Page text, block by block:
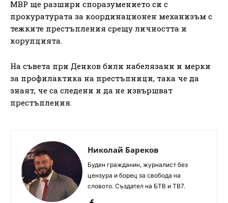
МВР ще разшири споразумението си с
прокуратурата за координационен механизъм с
тежките престъпления срещу личността и
корупцията.
На съвета при Денков били набелязани и мерки
за профилактика на престъпници, така че да
знаят, че са следени и да не извършват
престъпления.
Николай Бареков
Буден гражданин, журналист без
цензура и борец за свобода на
словото. Създател на БТВ и ТВ7.